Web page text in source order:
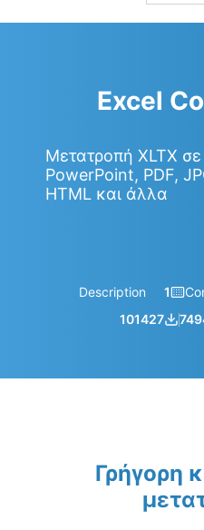
Excel
Μετατροπή XLTX
PowerPoint, PDF,
HTML και άλλα
Description 1
101427
Γρήγορη